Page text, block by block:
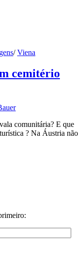
/ Viena
cemitério
comunitária? E que
? Na Áustria não